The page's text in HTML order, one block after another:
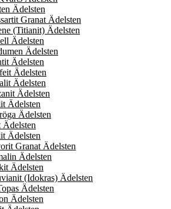
Ädelsten
Granat Ädelsten
(Titianit) Ädelsten
Ädelsten
Ädelsten
Ädelsten
Ädelsten
Ädelsten
Ädelsten
Ädelsten
Ädelsten
Ädelsten
Ädelsten
Granat Ädelsten
Ädelsten
Ädelsten
(Idokras) Ädelsten
Ädelsten
Ädelsten